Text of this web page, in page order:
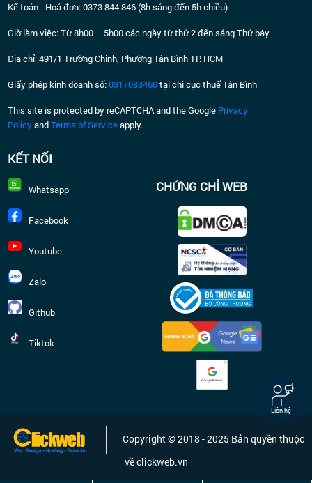
Kế toán - Hoá đơn: 0373 844 846 (8h sáng đến 5h chiều)
Giờ làm việc: Từ 8h00 – 5h00 các ngày từ thứ 2 đến sáng Thứ bảy
Địa chỉ: 491/1 Trường Chinh, Phường Tân Bình TP. HCM
Giấy phép kinh doanh số:0317083460tại chi cục thuế Tân Bình
This site is protected by reCAPTCHA and the Google Privacy
PolicyandTerms of Serviceapply.
KẾT NỐI
Whatsapp
Facebook
Youtube
Zalo
Github
Tiktok
CHỨNG CHỈ WEB
Copyright © 2018 - 2025 Bản quyền thuộc
về clickweb.vn
Liên hệ